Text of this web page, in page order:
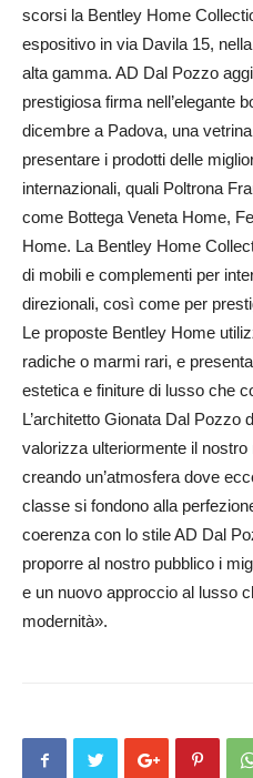
scorsi la Bentley Home
espositivo in via Davila 15,
alta gamma. AD Dal Pozzo
prestigiosa firma nell’elegante
dicembre a Padova, una
presentare i prodotti delle
internazionali, quali Poltrona
come Bottega Veneta Home,
Home. La Bentley Home
di mobili e complementi per
direzionali, così come per
Le proposte Bentley Home
radiche o marmi rari, e
estetica e finiture di lusso che
L’archi­tetto Gionata Dal Pozzo
valorizza ulteriormente il
creando un’atmosfera dove
classe si fondono alla
coerenza con lo stile AD Dal
proporre al nostro pubblico i
e un nuovo approccio al lusso
modernità».